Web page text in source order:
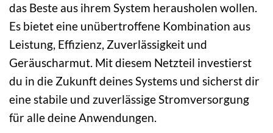
das Beste aus ihrem System herausholen wollen.
Es bietet eine unübertroffene Kombination aus
Leistung, Effizienz, Zuverlässigkeit und
Geräuscharmut. Mit diesem Netzteil investierst
du in die Zukunft deines Systems und sicherst dir
eine stabile und zuverlässige Stromversorgung
für alle deine Anwendungen.